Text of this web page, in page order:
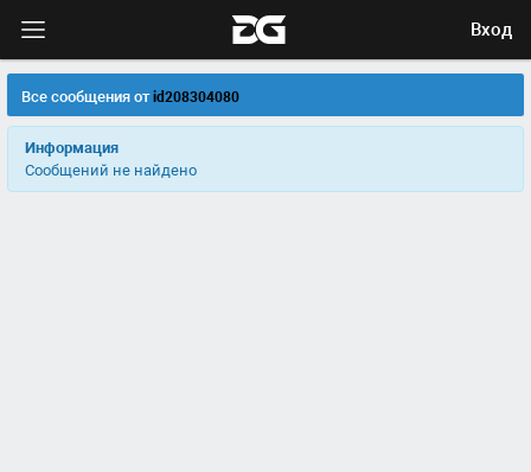
Вход
Все сообщения отid208304080
Информация
Сообщений не найдено